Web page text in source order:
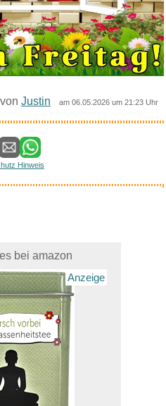
von Justin am 06.05.2026 um 21:23 Uhr
Hinweis
bei amazon
Anzeige